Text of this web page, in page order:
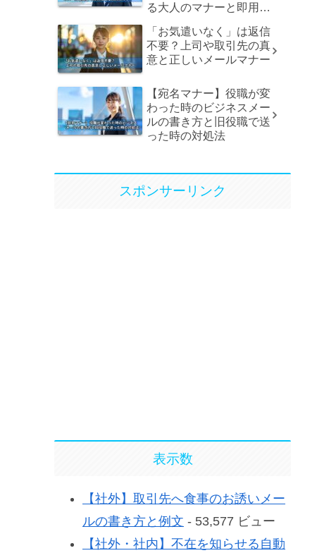
る大人のマナーと即用文
「お気遣いなく」は返信
不要？上司や取引先の真
意と正しいメールマナー
【宛名マナー】役職が変
わった時のビジネスメー
ルの書き方と旧役職で送
った時の対処法
スポンサーリンク
表示数
【社外】取引先へ食事のお誘いメー
ルの書き方と例文 - 53,577 ビュー
【社外・社内】不在を知らせる自動